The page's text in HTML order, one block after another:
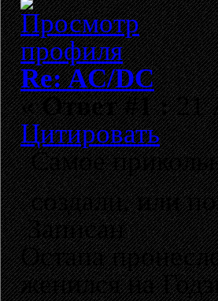
Re: AC/DC
«Ответ #1 :21
Цитировать
Самое
создали, или
Записан
Остапа
женился на